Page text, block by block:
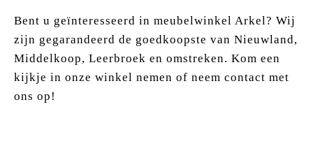
Bent u geïnteresseerd in meubelwinkel Arkel? Wij
zijn gegarandeerd de goedkoopste van Nieuwland,
Middelkoop, Leerbroek en omstreken. Kom een
kijkje in onze winkel nemen of neem contact met
ons op!